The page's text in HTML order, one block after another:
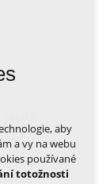
aby
a vy na webu
používané
totožnosti